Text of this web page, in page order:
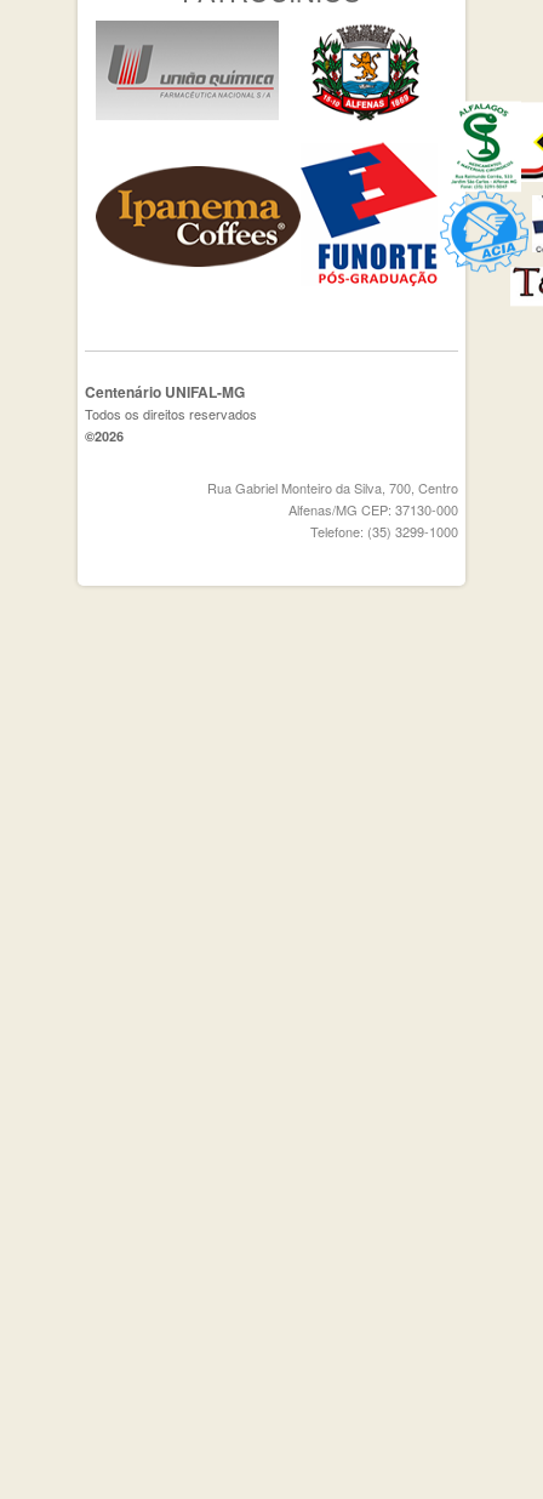
Centenário UNIFAL-MG
Todos os direitos reservados
©2026
Rua Gabriel Monteiro da Silva, 700, Centro
Alfenas/MG CEP: 37130-000
Telefone: (35) 3299-1000